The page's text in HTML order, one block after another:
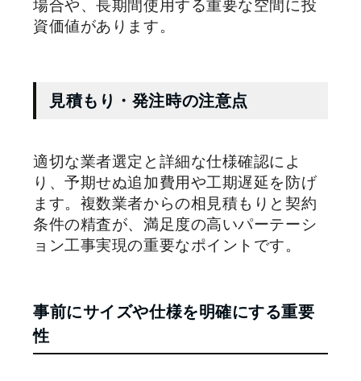
場合や、長期間使用する重要な空間に投
資価値があります。
見積もり・発注時の注意点
適切な業者選定と詳細な仕様確認によ
り、予期せぬ追加費用や工期遅延を防げ
ます。複数業者からの相見積もりと契約
条件の精査が、満足度の高いパーテーシ
ョン工事実現の重要なポイントです。
事前にサイズや仕様を明確にする重要
性